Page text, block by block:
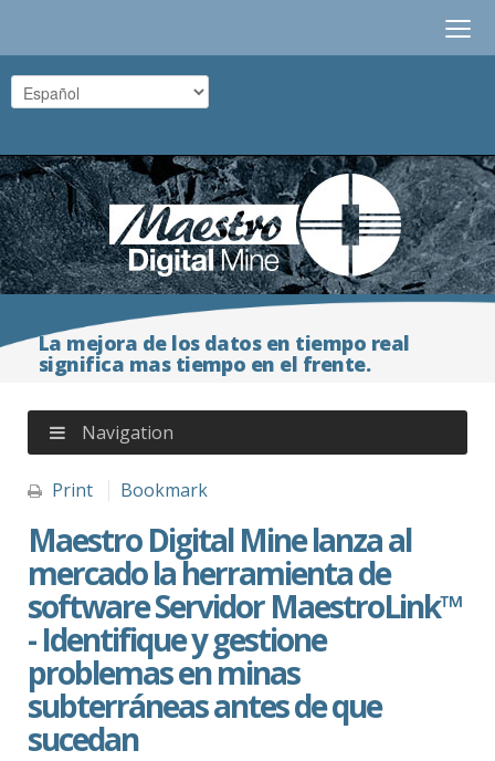
La mejora de los datos en tiempo real
significa mas tiempo en el frente.
Navigation
Print Bookmark
Maestro Digital Mine lanza al
mercado la herramienta de
software Servidor MaestroLink™
- Identifique y gestione
problemas en minas
subterráneas antes de que
sucedan
≡